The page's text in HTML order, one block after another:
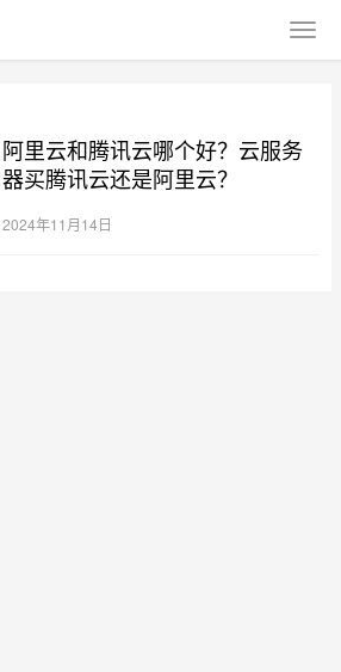
阿里云和腾讯云哪个好？云服务
器买腾讯云还是阿里云？
2024年11月14日